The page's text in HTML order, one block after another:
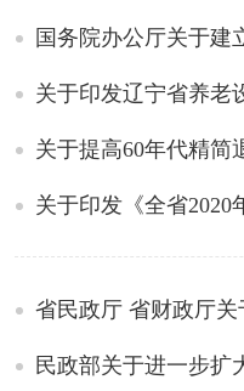
国务院办公厅关于建
关于印发辽宁省养老
关于提高60年代精简
关于印发《全省
省民政厅 省财政厅
民政部关于进一步扩